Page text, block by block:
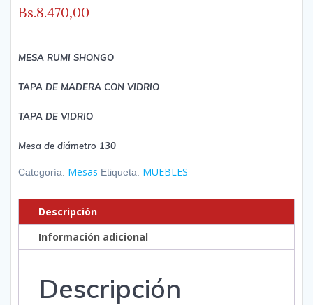
Bs.8.470,00
MESA RUMI SHONGO
TAPA DE MADERA CON VIDRIO
TAPA DE VIDRIO
Mesa de diámetro 130
Categoría: Mesas Etiqueta: MUEBLES
Descripción
Información adicional
Descripción